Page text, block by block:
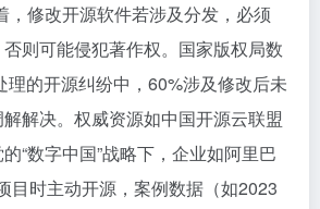
，修改开源软件若涉及分发，必须
则可能侵犯著作权。国家版权局数
理的开源纠纷中，60%涉及修改后未
解决。权威资源如中国开源云联盟
“数字中国”战略下，企业如阿里巴
目时主动开源，案例数据（如2023